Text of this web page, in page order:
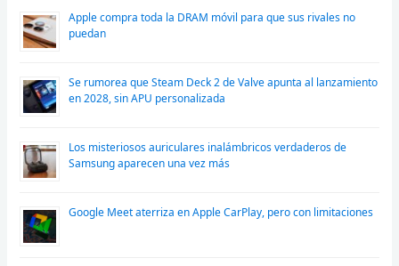
Apple compra toda la DRAM móvil para que sus rivales no
puedan
Se rumorea que Steam Deck 2 de Valve apunta al lanzamiento
en 2028, sin APU personalizada
Los misteriosos auriculares inalámbricos verdaderos de
Samsung aparecen una vez más
Google Meet aterriza en Apple CarPlay, pero con limitaciones